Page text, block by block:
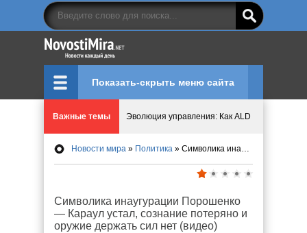
Показать-скрыть меню сайта
Важные темы Эволюция управления: Как ALD Pro меняет
Криптовалюту предложили признать
Мир ярких эмоций и виртуальных
Новости мира » Политика » Символика инаугурации Порошенко — Караул устал, сознание потеряно и оружие держать сил нет (видео)
Символика инаугурации Порошенко
— Караул устал, сознание потеряно и
оружие держать сил нет (видео)